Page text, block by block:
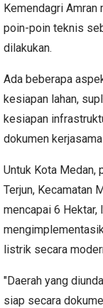
Kemendagri Amran
poin-poin teknis
dilakukan.
Ada beberapa
kesiapan lahan,
kesiapan
dokumen
Untuk Kota Medan,
Terjun, Kecamatan
mencapai 6
listrik secara
​"Daerah yang
siap secara